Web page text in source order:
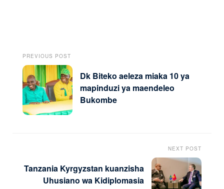
PREVIOUS POST
Dk Biteko aeleza miaka 10 ya
mapinduzi ya maendeleo
Bukombe
NEXT POST
Tanzania Kyrgyzstan kuanzisha
Uhusiano wa Kidiplomasia